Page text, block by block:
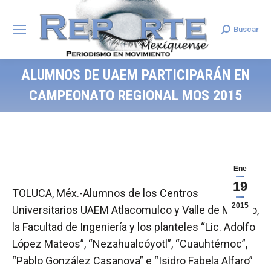
Search:
Buscar
ALUMNOS DE UAEM PARTICIPARÁN EN
CAMPEONATO REGIONAL MOS 2015
Ene
19
2015
TOLUCA, Méx.-Alumnos de los Centros
Universitarios UAEM Atlacomulco y Valle de México,
la Facultad de Ingeniería y los planteles “Lic. Adolfo
López Mateos”, “Nezahualcóyotl”, “Cuauhtémoc”,
“Pablo González Casanova” e “Isidro Fabela Alfaro”